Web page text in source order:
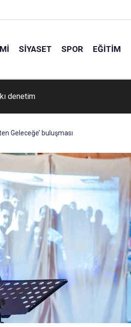
SIYASET SPOR EĞITIM
kurtarıldı
Geleceğe’ buluşması